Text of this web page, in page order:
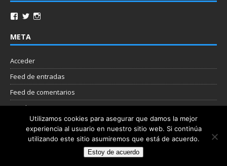
META
Acceder
Feed de entradas
Feed de comentarios
WordPress.org
Nube de etiquetas
Copyright © 2026 | Plantilla WordPress por
Utilizamos cookies para asegurar que damos la mejor
experiencia al usuario en nuestro sitio web. Si continúa
utilizando este sitio asumiremos que está de acuerdo.
Estoy de acuerdo